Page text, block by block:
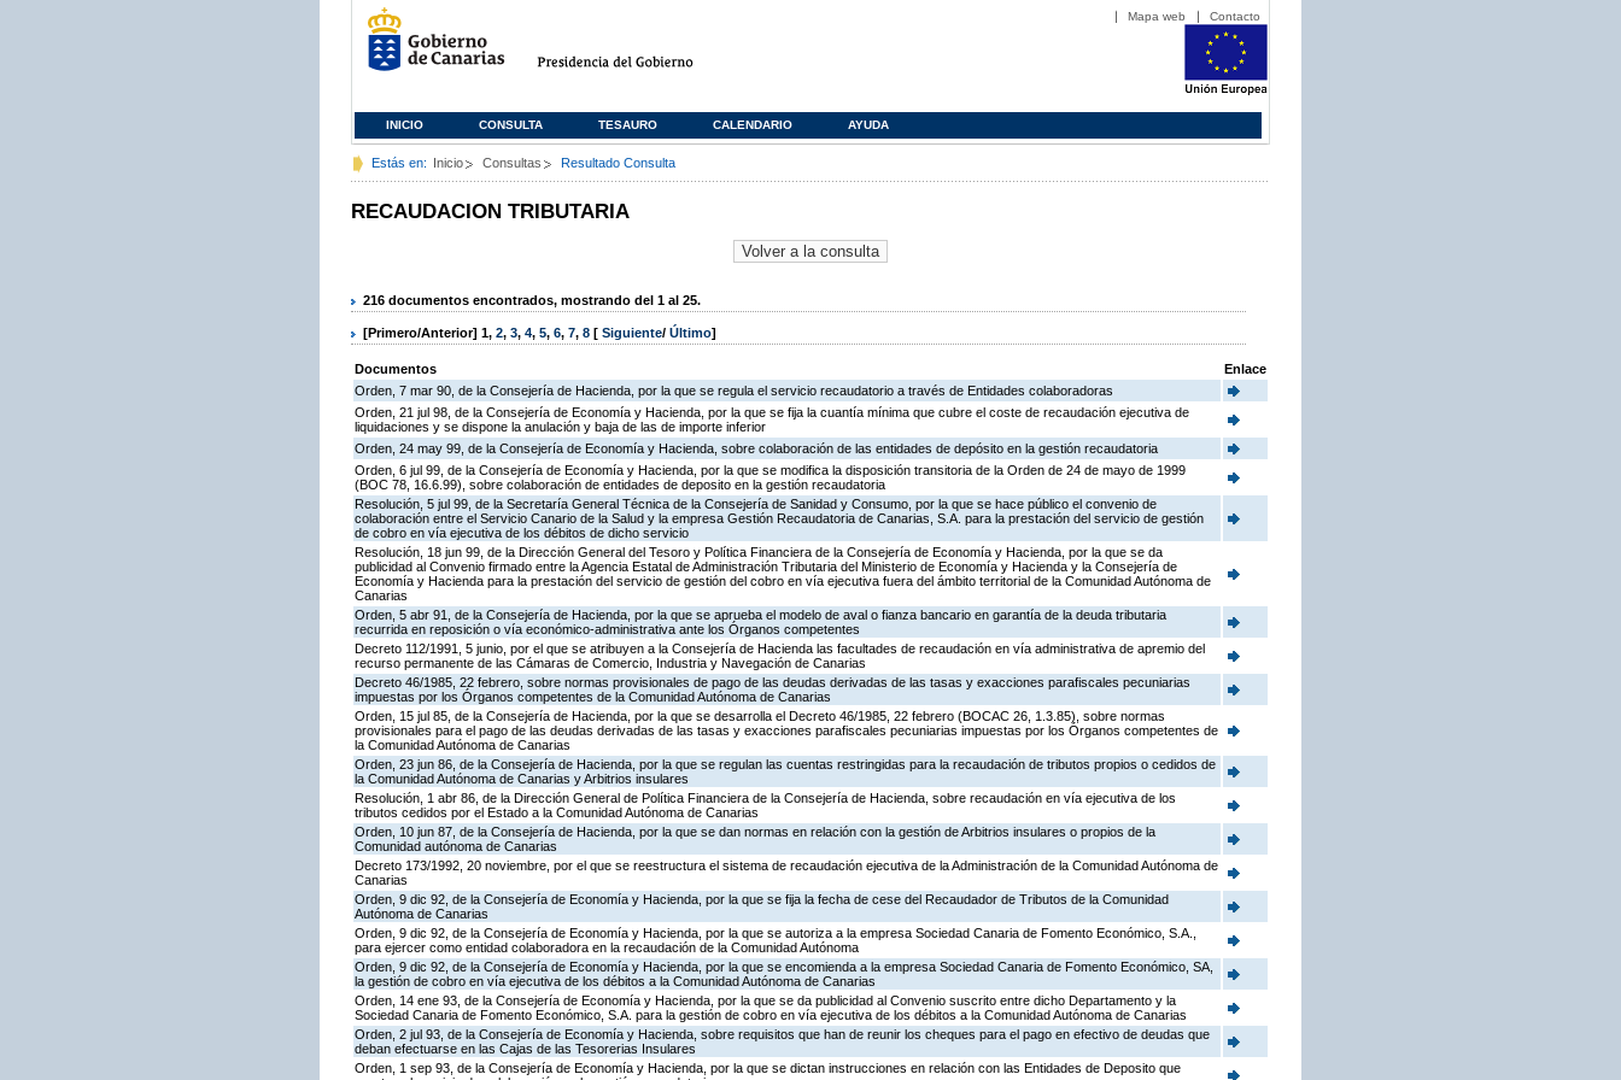
Mapa web Contacto
INICIO CONSULTA TESAURO CALENDARIO AYUDA
Estás en: Inicio Consultas Resultado Consulta
RECAUDACION TRIBUTARIA
216 documentos encontrados, mostrando del 1 al 25.
[Primero/Anterior] 1, 2, 3, 4, 5, 6, 7, 8 [ Siguiente/ Último]
Documentos
Enlace
Orden, 7 mar 90, de la Consejería de Hacienda, por la que se regula el servicio recaudatorio a través de Entidades colaboradoras
Orden, 21 jul 98, de la Consejería de Economía y Hacienda, por la que se fija la cuantía mínima que cubre el coste de recaudación ejecutiva de
liquidaciones y se dispone la anulación y baja de las de importe inferior
Orden, 24 may 99, de la Consejería de Economía y Hacienda, sobre colaboración de las entidades de depósito en la gestión recaudatoria
Orden, 6 jul 99, de la Consejería de Economía y Hacienda, por la que se modifica la disposición transitoria de la Orden de 24 de mayo de 1999
(BOC 78, 16.6.99), sobre colaboración de entidades de deposito en la gestión recaudatoria
Resolución, 5 jul 99, de la Secretaría General Técnica de la Consejería de Sanidad y Consumo, por la que se hace público el convenio de
colaboración entre el Servicio Canario de la Salud y la empresa Gestión Recaudatoria de Canarias, S.A. para la prestación del servicio de gestión
de cobro en vía ejecutiva de los débitos de dicho servicio
Resolución, 18 jun 99, de la Dirección General del Tesoro y Política Financiera de la Consejería de Economía y Hacienda, por la que se da
publicidad al Convenio firmado entre la Agencia Estatal de Administración Tributaria del Ministerio de Economía y Hacienda y la Consejería de
Economía y Hacienda para la prestación del servicio de gestión del cobro en vía ejecutiva fuera del ámbito territorial de la Comunidad Autónoma de
Canarias
Orden, 5 abr 91, de la Consejería de Hacienda, por la que se aprueba el modelo de aval o fianza bancario en garantía de la deuda tributaria
recurrida en reposición o vía económico-administrativa ante los Órganos competentes
Decreto 112/1991, 5 junio, por el que se atribuyen a la Consejería de Hacienda las facultades de recaudación en vía administrativa de apremio del
recurso permanente de las Cámaras de Comercio, Industria y Navegación de Canarias
Decreto 46/1985, 22 febrero, sobre normas provisionales de pago de las deudas derivadas de las tasas y exacciones parafiscales pecuniarias
impuestas por los Órganos competentes de la Comunidad Autónoma de Canarias
Orden, 15 jul 85, de la Consejería de Hacienda, por la que se desarrolla el Decreto 46/1985, 22 febrero (BOCAC 26, 1.3.85), sobre normas
provisionales para el pago de las deudas derivadas de las tasas y exacciones parafiscales pecuniarias impuestas por los Órganos competentes de
la Comunidad Autónoma de Canarias
Orden, 23 jun 86, de la Consejería de Hacienda, por la que se regulan las cuentas restringidas para la recaudación de tributos propios o cedidos de
la Comunidad Autónoma de Canarias y Arbitrios insulares
Resolución, 1 abr 86, de la Dirección General de Política Financiera de la Consejería de Hacienda, sobre recaudación en vía ejecutiva de los
tributos cedidos por el Estado a la Comunidad Autónoma de Canarias
Orden, 10 jun 87, de la Consejería de Hacienda, por la que se dan normas en relación con la gestión de Arbitrios insulares o propios de la
Comunidad autónoma de Canarias
Decreto 173/1992, 20 noviembre, por el que se reestructura el sistema de recaudación ejecutiva de la Administración de la Comunidad Autónoma de
Canarias
Orden, 9 dic 92, de la Consejería de Economía y Hacienda, por la que se fija la fecha de cese del Recaudador de Tributos de la Comunidad
Autónoma de Canarias
Orden, 9 dic 92, de la Consejería de Economía y Hacienda, por la que se autoriza a la empresa Sociedad Canaria de Fomento Económico, S.A.,
para ejercer como entidad colaboradora en la recaudación de la Comunidad Autónoma
Orden, 9 dic 92, de la Consejería de Economía y Hacienda, por la que se encomienda a la empresa Sociedad Canaria de Fomento Económico, SA,
la gestión de cobro en vía ejecutiva de los débitos a la Comunidad Autónoma de Canarias
Orden, 14 ene 93, de la Consejería de Economía y Hacienda, por la que se da publicidad al Convenio suscrito entre dicho Departamento y la
Sociedad Canaria de Fomento Económico, S.A. para la gestión de cobro en vía ejecutiva de los débitos a la Comunidad Autónoma de Canarias
Orden, 2 jul 93, de la Consejería de Economía y Hacienda, sobre requisitos que han de reunir los cheques para el pago en efectivo de deudas que
deban efectuarse en las Cajas de las Tesorerias Insulares
Orden, 1 sep 93, de la Consejería de Economía y Hacienda, por la que se dictan instrucciones en relación con las Entidades de Deposito que